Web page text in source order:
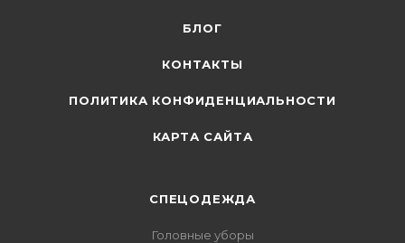
БЛОГ
КОНТАКТЫ
ПОЛИТИКА КОНФИДЕНЦИАЛЬНОСТИ
КАРТА САЙТА
СПЕЦОДЕЖДА
Головные уборы